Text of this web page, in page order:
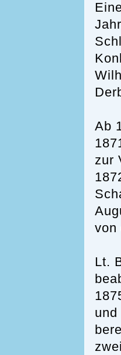
Ab
zur
von
Lt.
und